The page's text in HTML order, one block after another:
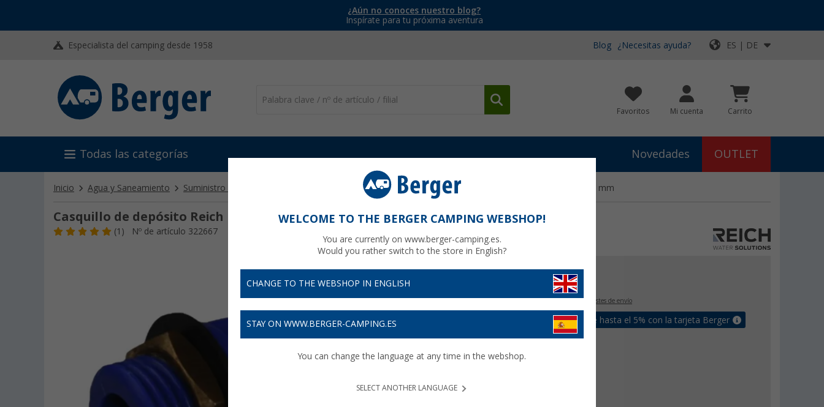
¿Aún no conoces nuestro blog?
Inspírate para tu próxima aventura
Especialista del camping desde 1958 Blog ¿Necesitas ayuda? ES | DE
Favoritos Mi cuenta Carrito
Todas las categorías Novedades OUTLET
Inicio Agua y Saneamiento Suministro de agua Repuestos y accesorios Casquillo de depósito Reich UniQuick para tubo de 12 mm
Casquillo de depósito Reich UniQuick para tubo de 12 mm
(1) Nº de artículo 322667
€
+ Costes de envío
Recibe un bonus de hasta el 5% con la tarjeta Berger
WELCOME TO THE BERGER CAMPING WEBSHOP!
You are currently on www.berger-camping.es.
Would you rather switch to the store in English?
CHANGE TO THE WEBSHOP IN ENGLISH
STAY ON WWW.BERGER-CAMPING.ES
You can change the language at any time in the webshop.
SELECT ANOTHER LANGUAGE